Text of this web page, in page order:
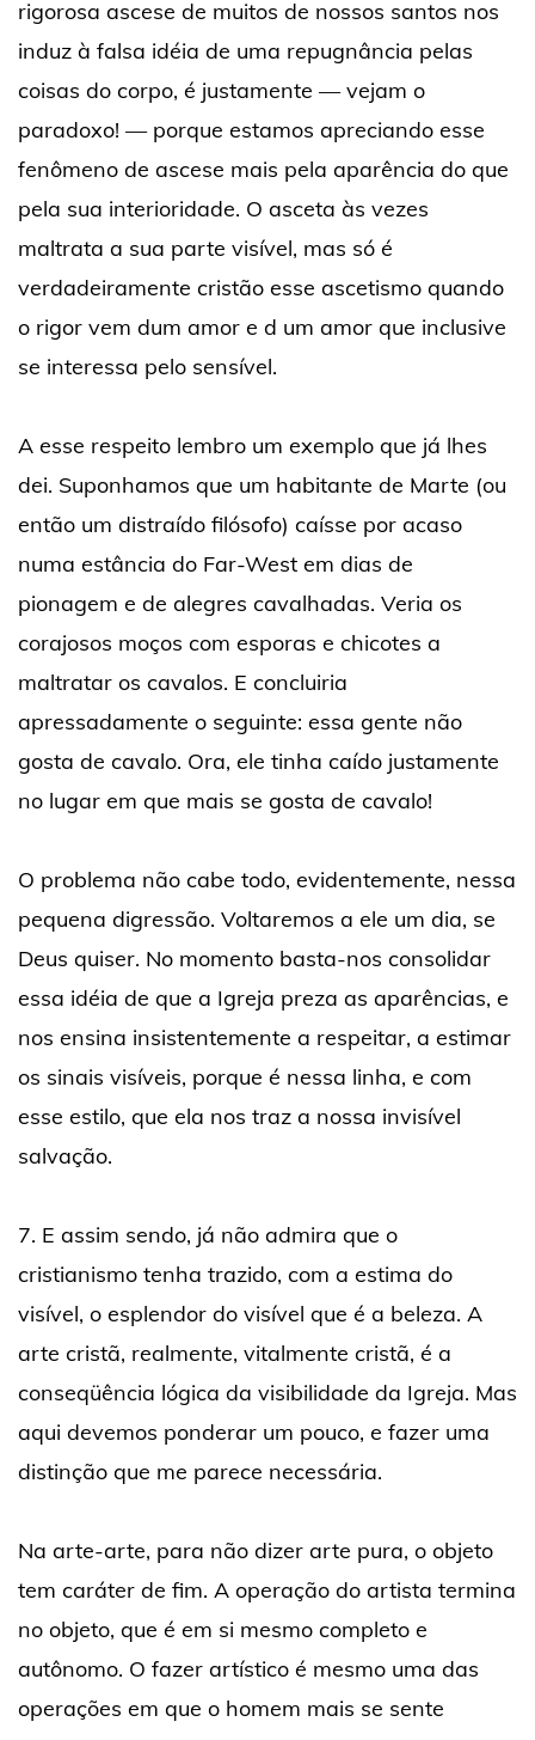
rigorosa ascese de muitos de nossos santos nos
induz à falsa idéia de uma repugnância pelas
coisas do corpo, é justamente — vejam o
paradoxo! — porque estamos apreciando esse
fenômeno de ascese mais pela aparência do que
pela sua interioridade. O asceta às vezes
maltrata a sua parte visível, mas só é
verdadeiramente cristão esse ascetismo quando
o rigor vem dum amor e d um amor que inclusive
se interessa pelo sensível.
A esse respeito lembro um exemplo que já lhes
dei. Suponhamos que um habitante de Marte (ou
então um distraído filósofo) caísse por acaso
numa estância do Far-West em dias de
pionagem e de alegres cavalhadas. Veria os
corajosos moços com esporas e chicotes a
maltratar os cavalos. E concluiria
apressadamente o seguinte: essa gente não
gosta de cavalo. Ora, ele tinha caído justamente
no lugar em que mais se gosta de cavalo!
O problema não cabe todo, evidentemente, nessa
pequena digressão. Voltaremos a ele um dia, se
Deus quiser. No momento basta-nos consolidar
essa idéia de que a Igreja preza as aparências, e
nos ensina insistentemente a respeitar, a estimar
os sinais visíveis, porque é nessa linha, e com
esse estilo, que ela nos traz a nossa invisível
salvação.
7. E assim sendo, já não admira que o
cristianismo tenha trazido, com a estima do
visível, o esplendor do visível que é a beleza. A
arte cristã, realmente, vitalmente cristã, é a
conseqüência lógica da visibilidade da Igreja. Mas
aqui devemos ponderar um pouco, e fazer uma
distinção que me parece necessária.
Na arte-arte, para não dizer arte pura, o objeto
tem caráter de fim. A operação do artista termina
no objeto, que é em si mesmo completo e
autônomo. O fazer artístico é mesmo uma das
operações em que o homem mais se sente